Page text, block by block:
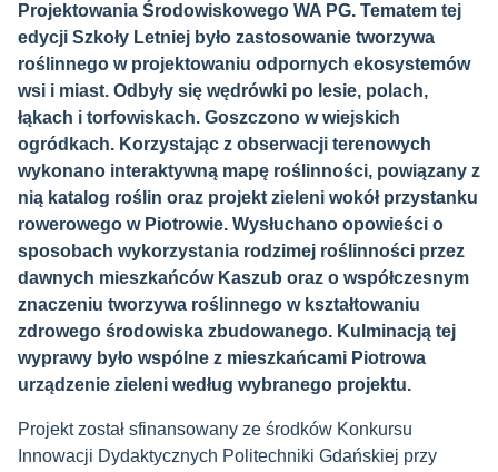
Projektowania Środowiskowego WA PG. Tematem tej
edycji Szkoły Letniej było zastosowanie tworzywa
roślinnego w projektowaniu odpornych ekosystemów
wsi i miast. Odbyły się wędrówki po lesie, polach,
łąkach i torfowiskach. Goszczono w wiejskich
ogródkach. Korzystając z obserwacji terenowych
wykonano interaktywną mapę roślinności, powiązany z
nią katalog roślin oraz projekt zieleni wokół przystanku
rowerowego w Piotrowie. Wysłuchano opowieści o
sposobach wykorzystania rodzimej roślinności przez
dawnych mieszkańców Kaszub oraz o współczesnym
znaczeniu tworzywa roślinnego w kształtowaniu
zdrowego środowiska zbudowanego. Kulminacją tej
wyprawy było wspólne z mieszkańcami Piotrowa
urządzenie zieleni według wybranego projektu.
Projekt został sfinansowany ze środków Konkursu
Innowacji Dydaktycznych Politechniki Gdańskiej przy